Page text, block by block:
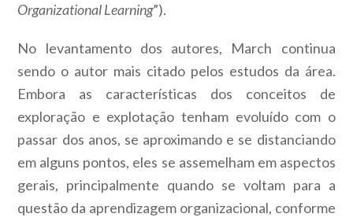
Organizational Learning”).
No levantamento dos autores, March continua
sendo o autor mais citado pelos estudos da área.
Embora as características dos conceitos de
exploração e explotação tenham evoluído com o
passar dos anos, se aproximando e se distanciando
em alguns pontos, eles se assemelham em aspectos
gerais, principalmente quando se voltam para a
questão da aprendizagem organizacional, conforme